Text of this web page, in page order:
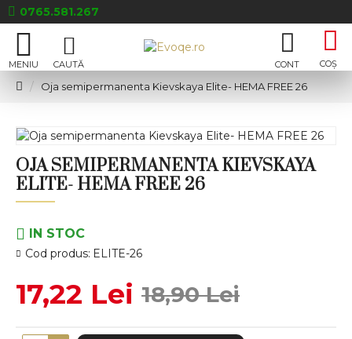
0765.581.267
Oja semipermanenta Kievskaya Elite- HEMA FREE 26
OJA SEMIPERMANENTA KIEVSKAYA
ELITE- HEMA FREE 26
IN STOC
Cod produs: ELITE-26
17,22 Lei 18,90 Lei